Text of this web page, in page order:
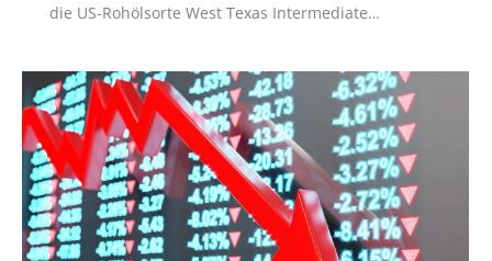
die US-Rohölsorte West Texas Intermediate…